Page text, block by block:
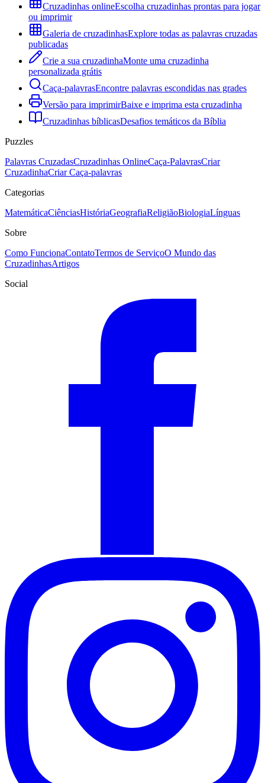
Cruzadinhas onlineEscolha cruzadinhas prontas para jogar
ou imprimir
Galeria de cruzadinhasExplore todas as palavras cruzadas
publicadas
Crie a sua cruzadinhaMonte uma cruzadinha
personalizada grátis
Caça-palavrasEncontre palavras escondidas nas grades
Versão para imprimirBaixe e imprima esta cruzadinha
Cruzadinhas bíblicasDesafios temáticos da Bíblia
Puzzles
Palavras CruzadasCruzadinhas OnlineCaça-PalavrasCriar
CruzadinhaCriar Caça-palavras
Categorias
MatemáticaCiênciasHistóriaGeografiaReligiãoBiologiaLínguas
Sobre
Como FuncionaContatoTermos de ServiçoO Mundo das
CruzadinhasArtigos
Social